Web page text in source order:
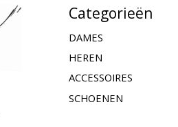
Categorieën
DAMES
HEREN
ACCESSOIRES
SCHOENEN